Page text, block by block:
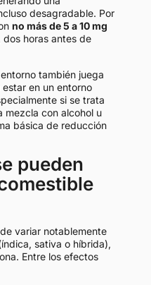
desagradable. Por
no más de 5 a 10 mg
dos horas antes de
también juega
en un entorno
si se trata
mezcla con alcohol u
básica de reducción
pueden
variar notablemente
sativa o híbrida),
Entre los efectos